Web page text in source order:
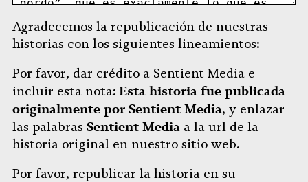
Agradecemos la republicación de nuestras
historias con los siguientes lineamientos:
Por favor, dar crédito a Sentient Media e
incluir esta nota: Esta historia fue publicada
originalmente por Sentient Media, y enlazar
las palabras Sentient Media a la url de la
historia original en nuestro sitio web.
Por favor, republicar la historia en su